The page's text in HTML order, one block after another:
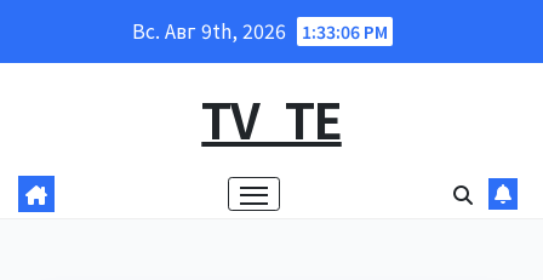
Вс. Авг 9th, 2026 1:33:07 PM
TV_TE